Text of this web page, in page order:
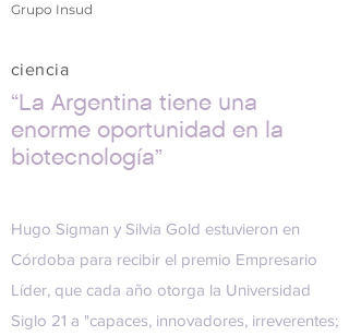
Grupo Insud
ciencia
“La Argentina tiene una
enorme oportunidad en la
biotecnología”
Hugo Sigman y Silvia Gold estuvieron en
Córdoba para recibir el premio Empresario
Líder, que cada año otorga la Universidad
Siglo 21 a "capaces, innovadores, irreverentes;